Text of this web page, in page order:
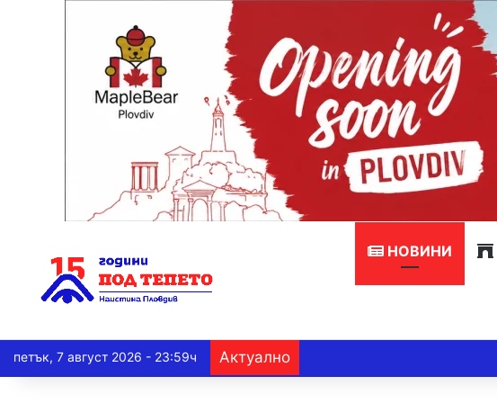
НОВИНИ
петък, 7 август 2026 - 23:59ч Актуално